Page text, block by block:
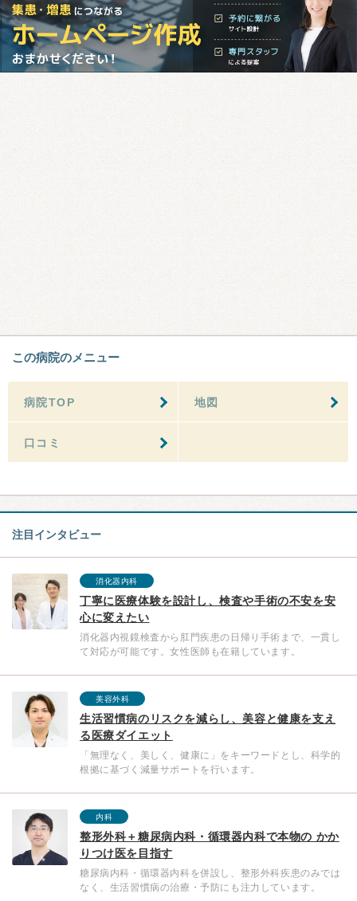
この病院のメニュー
病院TOP 地図
口コミ
注目インタビュー
消化器内科
丁寧に医療体験を設計し、検査や手術の不安を安
心に変えたい
消化器内視鏡検査から肛門疾患の日帰り手術まで、一貫し
て対応が可能です。女性医師も在籍しています。
美容外科
生活習慣病のリスクを減らし、美容と健康を支え
る医療ダイエット
「無理なく、美しく、健康に」をキーワードとし、科学的
根拠に基づく減量サポートを行います。
内科
整形外科＋糖尿病内科・循環器内科で本物の かか
りつけ医を目指す
糖尿病内科・循環器内科を併設し、整形外科疾患のみでは
なく、生活習慣病の治療・予防にも注力しています。